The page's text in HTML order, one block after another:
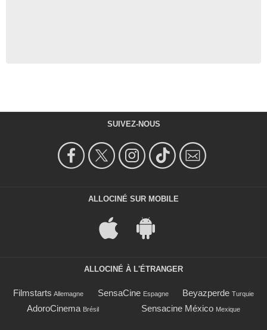
SUIVEZ-NOUS
ALLOCINÉ SUR MOBILE
ALLOCINÉ À L'ÉTRANGER
Filmstarts Allemagne SensaCine Espagne Beyazperde Turquie
AdoroCinema Brésil Sensacine México Mexique